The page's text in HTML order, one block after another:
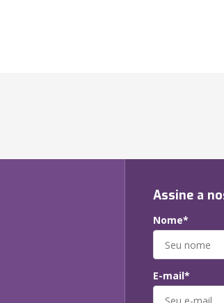
Assine a
Nome*
E-mail*